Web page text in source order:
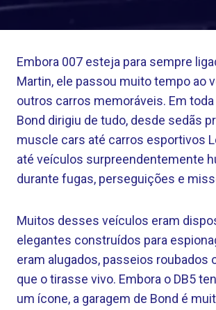
Embora 007 esteja para sempre
Martin, ele passou muito tempo ao
outros carros memoráveis. Em toda
Bond dirigiu de tudo, desde sedãs
muscle cars até carros esportivos
até veículos surpreendentemente
durante fugas, perseguições e
Muitos desses veículos eram
elegantes construídos para
eram alugados, passeios roubados
que o tirasse vivo. Embora o DB5
um ícone, a garagem de Bond é